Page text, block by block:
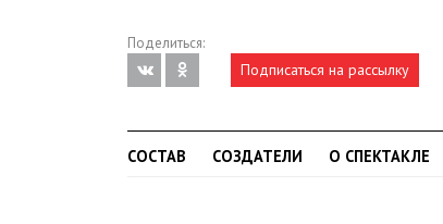
Поделиться:
Подписаться на рассылку
СОСТАВ СОЗДАТЕЛИ О СПЕКТАКЛЕ